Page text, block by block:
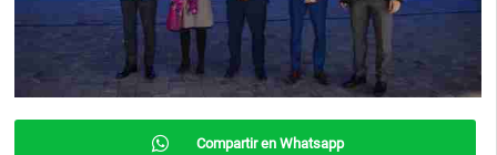
Compartir en Whatsapp